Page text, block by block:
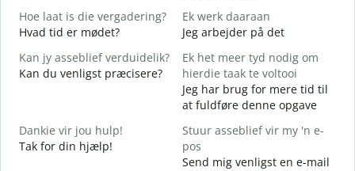
Hoe laat is die vergadering?
Hvad tid er mødet?
Ek werk daaraan
Jeg arbejder på det
Kan jy asseblief verduidelik?
Kan du venligst præcisere?
Ek het meer tyd nodig om
hierdie taak te voltooi
Jeg har brug for mere tid til
at fuldføre denne opgave
Dankie vir jou hulp!
Tak for din hjælp!
Stuur asseblief vir my 'n e-
pos
Send mig venligst en e-mail